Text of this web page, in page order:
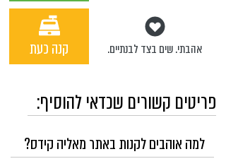
קנה כעת אהבתי. שים בצד לבנתיים.
פריטים קשורים שכדאי להוסיף:
למה אוהבים לקנות באתר מאליה קידס?